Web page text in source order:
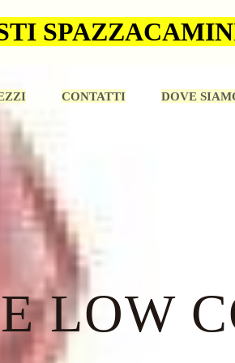
CONTATTI DOVE
LOW